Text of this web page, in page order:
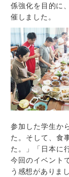
係強化を目的に
催しました。
参加した学生か
た。そして、食
た。」「日本に
今回のイベント
う感想がありまし